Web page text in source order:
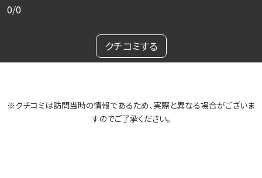
0/0
クチコミする
※クチコミは訪問当時の情報であるため、実際と異なる場合がございま
すのでご了承ください。